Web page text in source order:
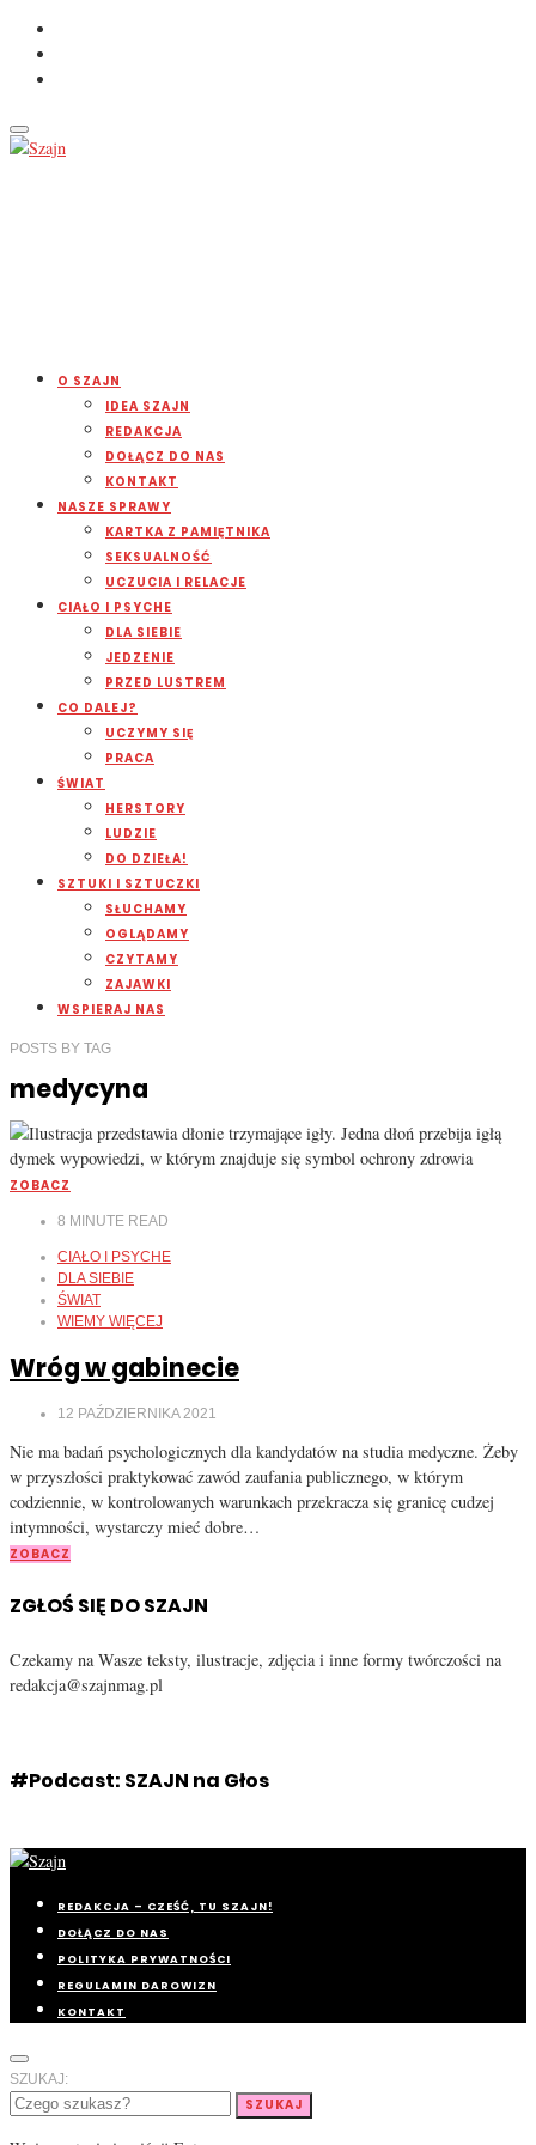
O SZAJN
IDEA SZAJN
REDAKCJA
DOŁĄCZ DO NAS
KONTAKT
NASZE SPRAWY
KARTKA Z PAMIĘTNIKA
SEKSUALNOŚĆ
UCZUCIA I RELACJE
CIAŁO I PSYCHE
DLA SIEBIE
JEDZENIE
PRZED LUSTREM
CO DALEJ?
UCZYMY SIĘ
PRACA
ŚWIAT
HERSTORY
LUDZIE
DO DZIEŁA!
SZTUKI I SZTUCZKI
SŁUCHAMY
OGLĄDAMY
CZYTAMY
ZAJAWKI
WSPIERAJ NAS
POSTS BY TAG
medycyna
ZOBACZ
8 MINUTE READ
CIAŁO I PSYCHE
DLA SIEBIE
ŚWIAT
WIEMY WIĘCEJ
Wróg w gabinecie
12 PAŹDZIERNIKA 2021
Nie ma badań psychologicznych dla kandydatów na studia medyczne. Żeby
w przyszłości praktykować zawód zaufania publicznego, w którym
codziennie, w kontrolowanych warunkach przekracza się granicę cudzej
intymności, wystarczy mieć dobre…
ZOBACZ
ZGŁOŚ SIĘ DO SZAJN
Czekamy na Wasze teksty, ilustracje, zdjęcia i inne formy twórczości na
redakcja@szajnmag.pl
#Podcast: SZAJN na Głos
REDAKCJA – CZEŚĆ, TU SZAJN!
DOŁĄCZ DO NAS
POLITYKA PRYWATNOŚCI
REGULAMIN DAROWIZN
KONTAKT
SZUKAJ:
SZUKAJ